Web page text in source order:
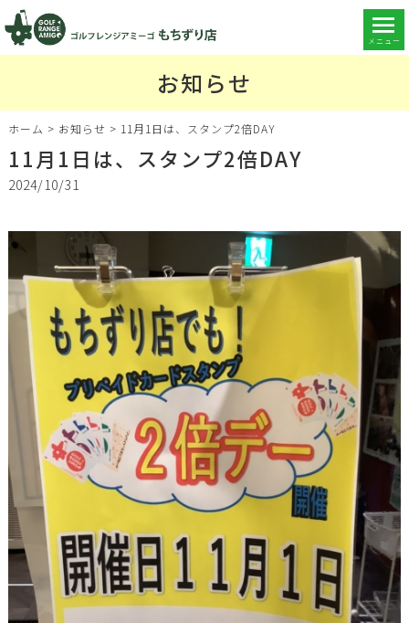
メニュー
お知らせ
ホーム > お知らせ > 11月1日は、スタンプ2倍DAY
11月1日は、スタンプ2倍DAY
2024/10/31